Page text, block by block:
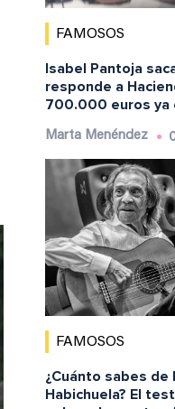
FAMOSOS
Isabel Pantoja
responde a
700.000 euros ya
Marta Menéndez
FAMOSOS
¿Cuánto sabes de
Habichuela? El